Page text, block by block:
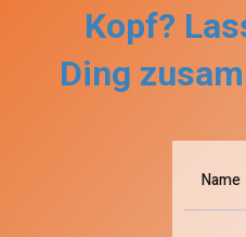
Kopf?
Ding